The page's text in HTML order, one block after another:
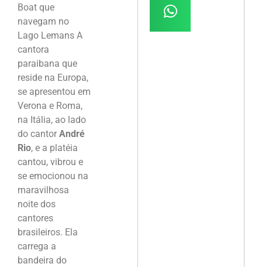
Boat que
navegam no
Lago Lemans A
cantora
paraibana que
reside na Europa,
se apresentou em
Verona e Roma,
na Itália, ao lado
do cantor André
Rio, e a platéia
cantou, vibrou e
se emocionou na
maravilhosa
noite dos
cantores
brasileiros. Ela
carrega a
bandeira do